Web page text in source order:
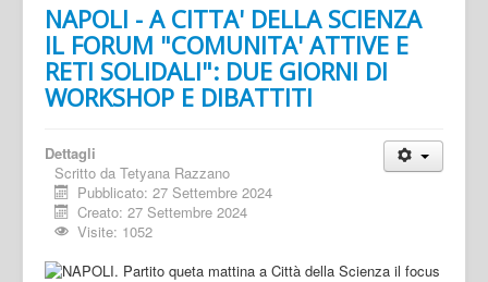
NAPOLI - A CITTA' DELLA SCIENZA
IL FORUM "COMUNITA' ATTIVE E
RETI SOLIDALI": DUE GIORNI DI
WORKSHOP E DIBATTITI
Dettagli
Scritto da Tetyana Razzano
Pubblicato: 27 Settembre 2024
Creato: 27 Settembre 2024
Visite: 1052